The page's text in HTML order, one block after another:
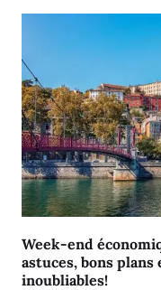
Week-end
astuces, bons
inoubliables!